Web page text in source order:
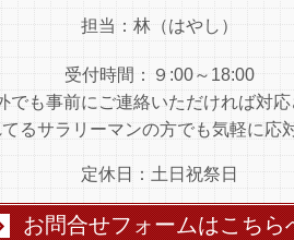
担当：林（はやし）
受付時間：９:00～18:00
も事前にご連絡いただければ対応
るサラリーマンの方でも気軽に応
定休日：土日祝祭日
お問合せフォームはこちら